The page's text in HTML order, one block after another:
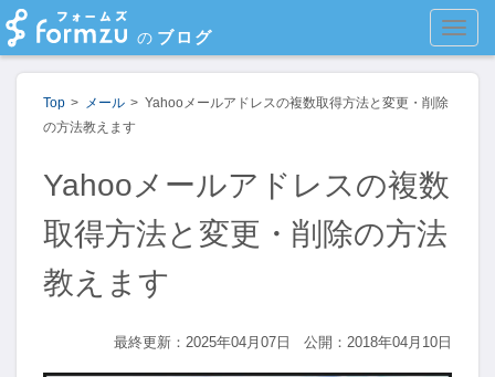
の ブログ
Top メール
Yahooメールアドレスの複数取得方法と変更・削除
の方法教えます
Yahooメールアドレスの複数
取得方法と変更・削除の方法
教えます
最終更新：2025年04月07日 公開：2018年04月10日